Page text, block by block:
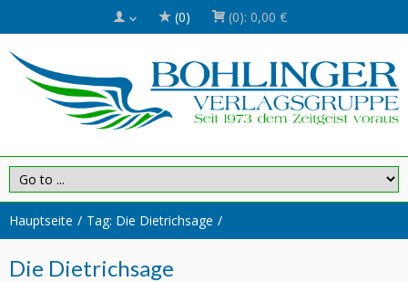
(0) (0): 0,00 €
Hauptseite Tag: Die Dietrichsage
Die Dietrichsage